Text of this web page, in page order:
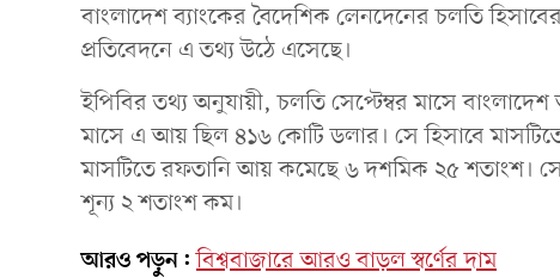
বাংলাদেশ ব্যাংকের বৈদেশিক লেনদেনের চলতি
প্রতিবেদনে এ তথ্য উঠে এসেছে।
ইপিবির তথ্য অনুযায়ী, চলতি সেপ্টেম্বর মাসে
মাসে এ আয় ছিল ৪১৬ কোটি ডলার। সে হিসাবে
মাসটিতে রফতানি আয় কমেছে ৬ দশমিক ২৫ শতাংশ।
শূন্য ২ শতাংশ কম।
আরও পড়ুন: বিশ্ববাজারে আরও বাড়ল স্বর্ণের দাম